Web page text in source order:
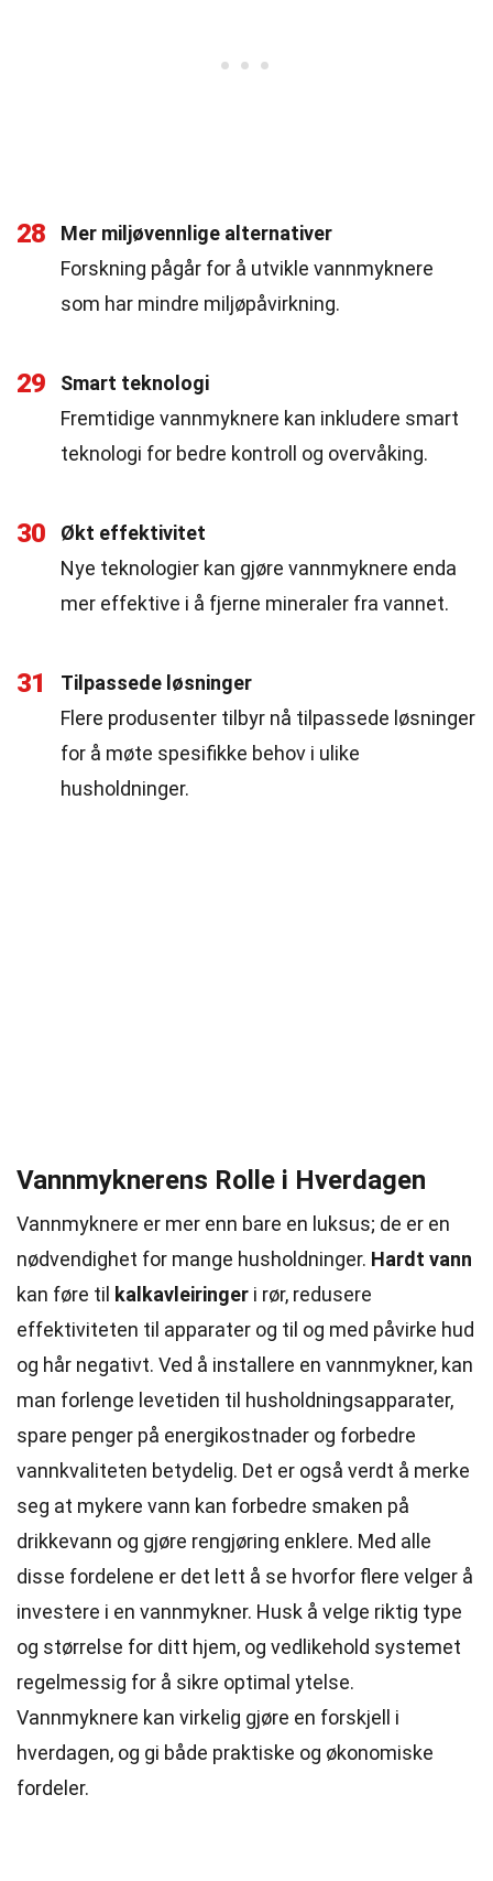
28
Mer miljøvennlige alternativer
Forskning pågår for å utvikle vannmyknere
som har mindre miljøpåvirkning.
29
Smart teknologi
Fremtidige vannmyknere kan inkludere smart
teknologi for bedre kontroll og overvåking.
30
Økt effektivitet
Nye teknologier kan gjøre vannmyknere enda
mer effektive i å fjerne mineraler fra vannet.
31
Tilpassede løsninger
Flere produsenter tilbyr nå tilpassede løsninger
for å møte spesifikke behov i ulike
husholdninger.
Vannmyknerens Rolle i Hverdagen
Vannmyknere er mer enn bare en luksus; de er en
nødvendighet for mange husholdninger. Hardt vann
kan føre til kalkavleiringer i rør, redusere
effektiviteten til apparater og til og med påvirke hud
og hår negativt. Ved å installere en vannmykner, kan
man forlenge levetiden til husholdningsapparater,
spare penger på energikostnader og forbedre
vannkvaliteten betydelig. Det er også verdt å merke
seg at mykere vann kan forbedre smaken på
drikkevann og gjøre rengjøring enklere. Med alle
disse fordelene er det lett å se hvorfor flere velger å
investere i en vannmykner. Husk å velge riktig type
og størrelse for ditt hjem, og vedlikehold systemet
regelmessig for å sikre optimal ytelse.
Vannmyknere kan virkelig gjøre en forskjell i
hverdagen, og gi både praktiske og økonomiske
fordeler.